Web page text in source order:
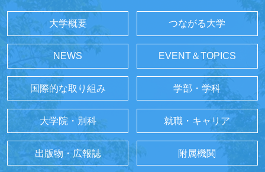
大学概要 つながる大学
NEWS EVENT＆TOPICS
国際的な取り組み 学部・学科
大学院・別科 就職・キャリア
出版物・広報誌 附属機関